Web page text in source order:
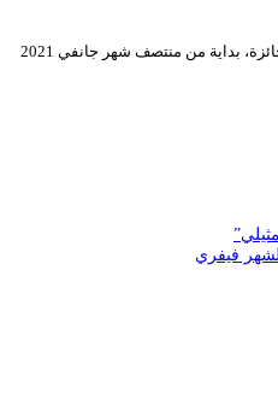
يتم استقبال المشاريع المرشحة لنيل الجائزة، بداية من منتصف شهر جانفي 2021
لشهر فيفري